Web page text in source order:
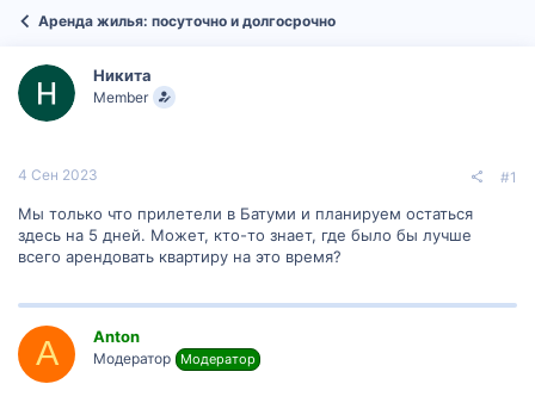
т
м
ы
а
ч
а
Аренда жилья: посуточно и долгосрочно
Никита
Member
4 Сен 2023 #1
Мы только что прилетели в Батуми и планируем остаться
здесь на 5 дней. Может, кто-то знает, где было бы лучше
всего арендовать квартиру на это время?
A Anton
Модератор Модератор